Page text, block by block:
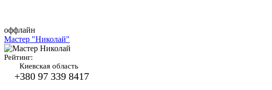
оффлайн
Мастер "Николай"
Рейтинг:
Киевская область
+380 97 339 8417